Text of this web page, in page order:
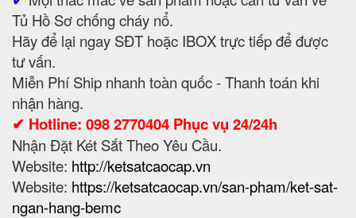
Tủ Hồ Sơ chống cháy nổ.
Hãy để lại ngay SĐT hoặc IBOX trực tiếp để được
tư vấn.
Miễn Phí Ship nhanh toàn quốc - Thanh toán khi
nhận hàng.
✔ Hotline: 098 2770404 Phục vụ 24/24h
Nhận Đặt Két Sắt Theo Yêu Cầu.
Website: http://ketsatcaocap.vn
Website: https://ketsatcaocap.vn/san-pham/ket-sat-
ngan-hang-bemc